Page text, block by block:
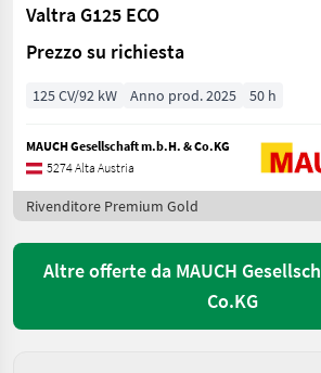
Valtra G125 ECO
Prezzo su richiesta
125 CV/92 kW Anno prod. 2025 50 h
MAUCH Gesellschaft m.b.H. & Co.KG
5274 Alta Austria
Rivenditore Premium Gold
Altre offerte da MAUCH
Co.KG